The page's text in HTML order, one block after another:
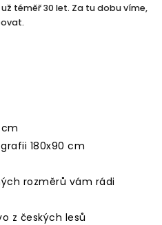
téměř 30 let. Za tu dobu víme,
180x90 cm
rozměrů vám rádi
z českých lesů